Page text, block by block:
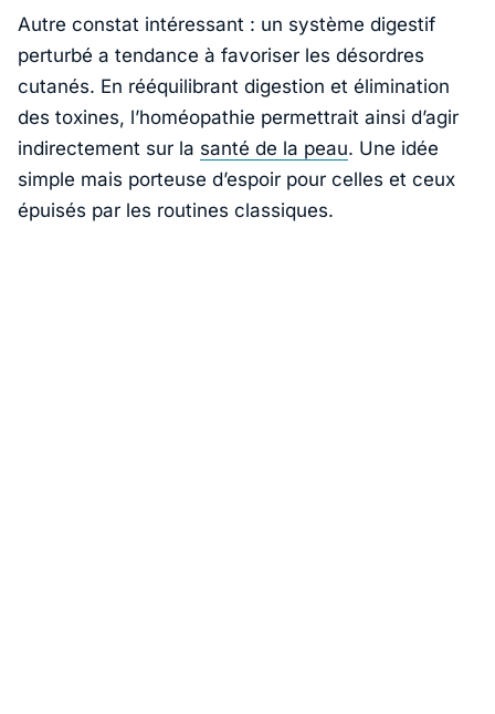
Autre constat intéressant : un système digestif
perturbé a tendance à favoriser les désordres
cutanés. En rééquilibrant digestion et élimination
des toxines, l’homéopathie permettrait ainsi d’agir
indirectement sur la santé de la peau. Une idée
simple mais porteuse d’espoir pour celles et ceux
épuisés par les routines classiques.